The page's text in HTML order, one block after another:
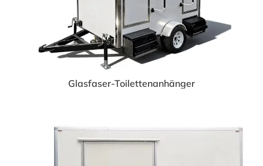
Glasfaser-Toilettenanhänger